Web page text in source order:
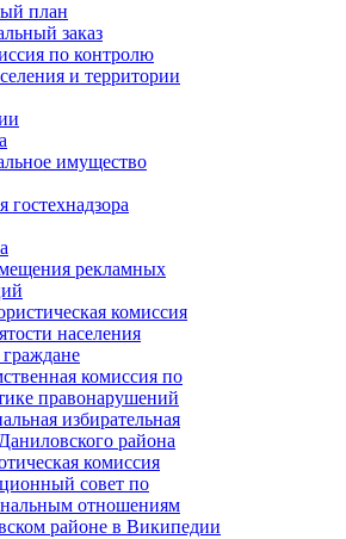
план
заказ
по контролю
и территории
имущество
гостехнадзора
рекламных
комиссия
населения
комиссия по
правонарушений
избирательная
района
комиссия
совет по
отношениям
районе в Википедии